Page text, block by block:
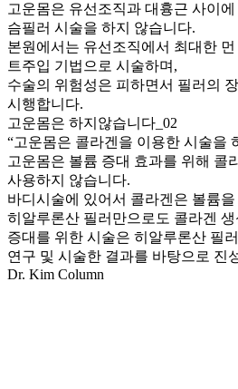
고운몸은 유선조직과 대흉근 사이에
슴필러 시술을 하지 않습니다.
본원에서는 유선조직에서 최대한
트주입 기법으로 시술하며,
수술의 위험성은 피하면서 필러의
시행합니다.
고운몸은 하지않습니다_02
“고운몸은 콜라겐을 이용한 시술을
고운몸은 볼륨 증대 효과를 위해 콜
사용하지 않습니다.
바디시술에 있어서 콜라겐은 볼륨
히알루론산 필러만으로도 콜라겐
증대를 위한 시술은 히알루론산 필
연구 및 시술한 결과를 바탕으로 진
Dr. Kim Column